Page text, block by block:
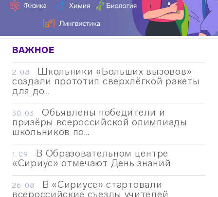
ВАЖНОЕ
2. 08
Школьники «Больших вызовов»
создали прототип сверхлёгкой ракеты
для до...
30. 03
Объявлены победители и
призёры всероссийской олимпиады
школьников по...
1. 09
В Образовательном центре
«Сириус» отмечают День знаний
26. 08
В «Сириусе» стартовали
всероссийские съезды учителей